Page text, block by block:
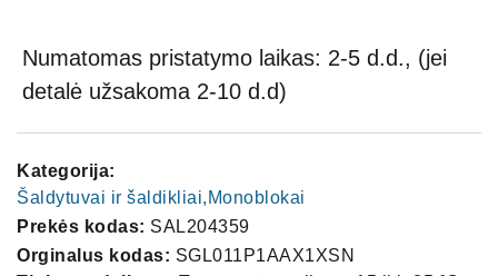
Numatomas pristatymo laikas: 2-5 d.d., (jei
detalė užsakoma 2-10 d.d)
Kategorija:
Šaldytuvai ir šaldikliai,Monoblokai
Prekės kodas: SAL204359
Orginalus kodas: SGL011P1AAX1XSN